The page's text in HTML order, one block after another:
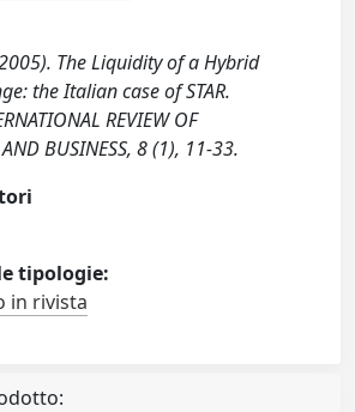
The Liquidity of a Hybrid
the Italian case of STAR.
REVIEW OF
BUSINESS, 8 (1), 11-33.
tipologie:
in rivista